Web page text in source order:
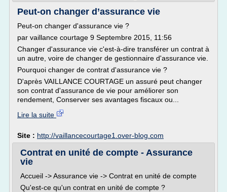
Peut-on changer d’assurance vie
Peut-on changer d'assurance vie ?
par vaillance courtage 9 Septembre 2015, 11:56
Changer d'assurance vie c'est-à-dire transférer un contrat à
un autre, voire de changer de gestionnaire d'assurance vie.
Pourquoi changer de contrat d'assurance vie ?
D'après VAILLANCE COURTAGE un assuré peut changer
son contrat d'assurance de vie pour améliorer son
rendement, Conserver ses avantages fiscaux ou...
Lire la suite
Site : http://vaillancecourtage1.over-blog.com
Contrat en unité de compte - Assurance
vie
Accueil -> Assurance vie -> Contrat en unité de compte
Qu'est-ce qu'un contrat en unité de compte ?